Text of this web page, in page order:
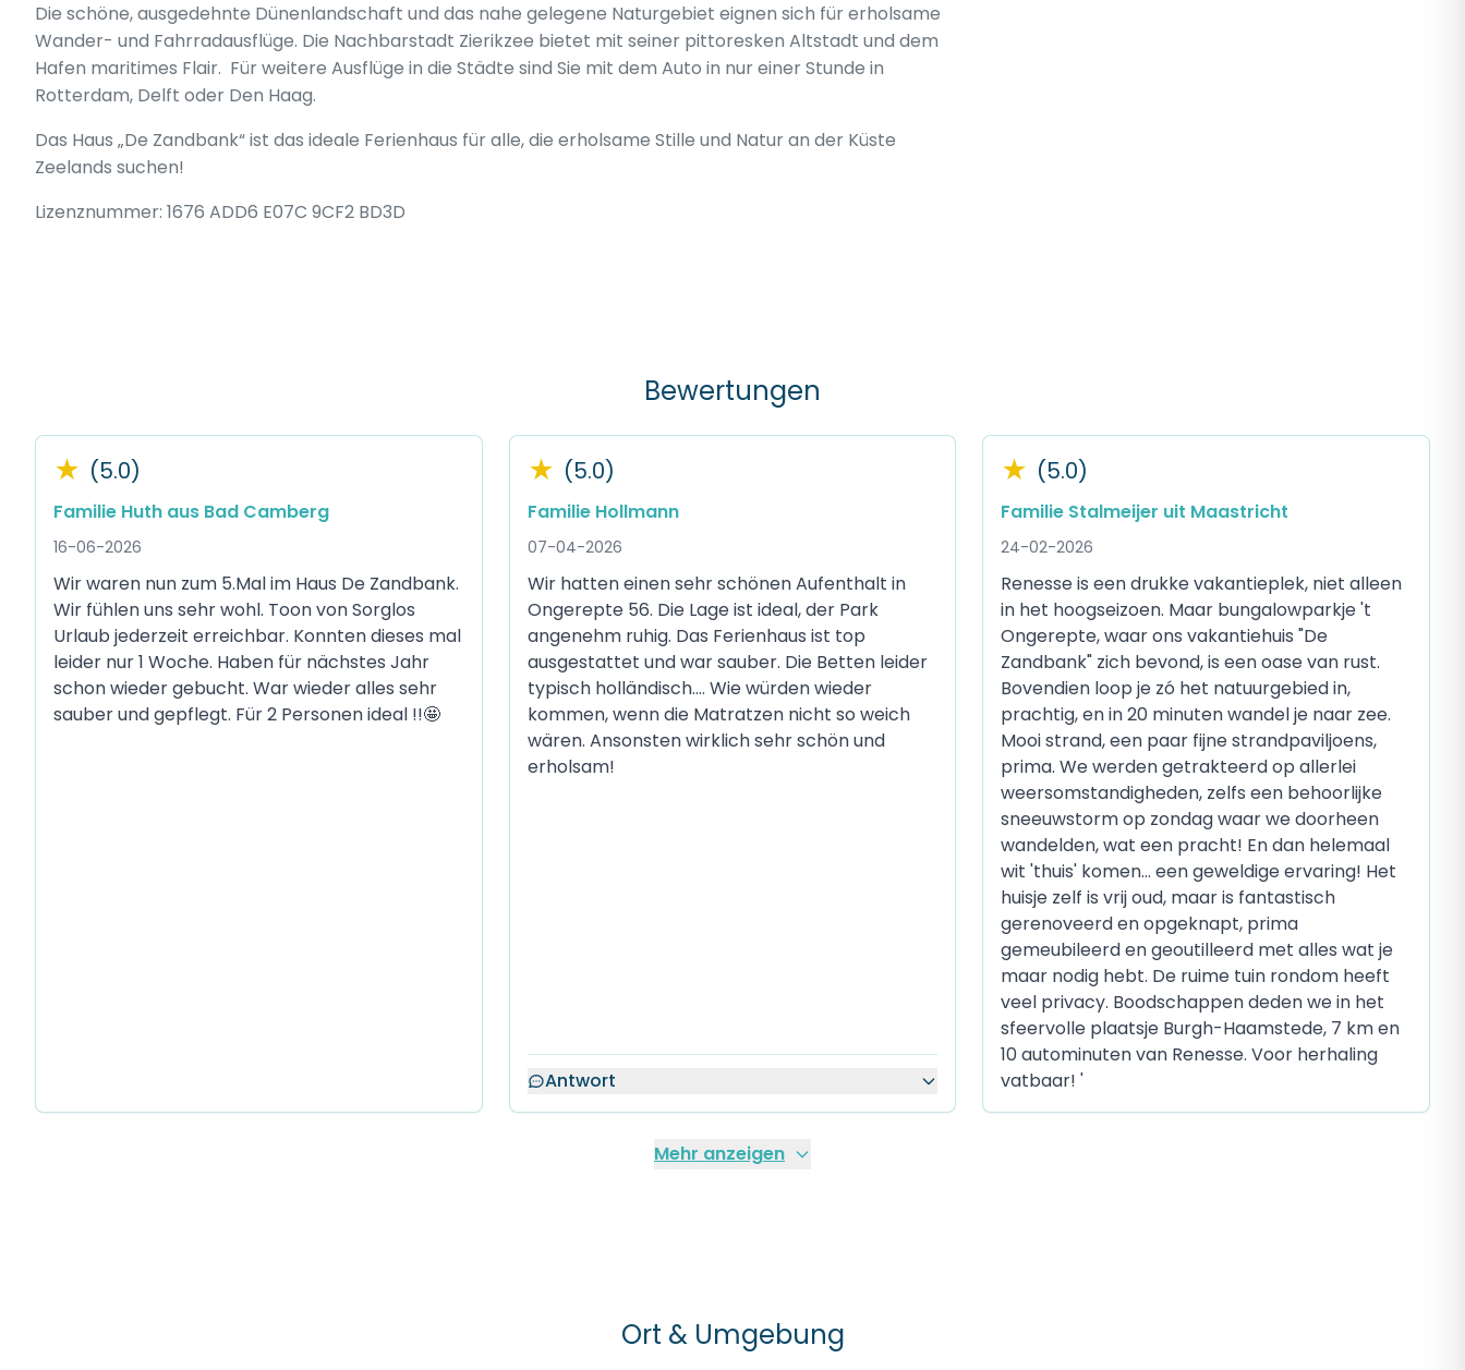
Die schöne, ausgedehnte Dünenlandschaft und das nahe gelegene Naturgebiet eignen sich für erholsame
Wander- und Fahrradausflüge. Die Nachbarstadt Zierikzee bietet mit seiner pittoresken Altstadt und dem
Hafen maritimes Flair. Für weitere Ausflüge in die Städte sind Sie mit dem Auto in nur einer Stunde in
Rotterdam, Delft oder Den Haag.
Das Haus „De Zandbank“ ist das ideale Ferienhaus für alle, die erholsame Stille und Natur an der Küste
Zeelands suchen!
Lizenznummer: 1676 ADD6 E07C 9CF2 BD3D
Bewertungen
★ (5.0)
Familie Huth aus Bad Camberg
16-06-2026
Wir waren nun zum 5.Mal im Haus De Zandbank.
Wir fühlen uns sehr wohl. Toon von Sorglos
Urlaub jederzeit erreichbar. Konnten dieses mal
leider nur 1 Woche. Haben für nächstes Jahr
schon wieder gebucht. War wieder alles sehr
sauber und gepflegt. Für 2 Personen ideal !!🤩
★ (5.0)
Familie Hollmann
07-04-2026
Wir hatten einen sehr schönen Aufenthalt in
Ongerepte 56. Die Lage ist ideal, der Park
angenehm ruhig. Das Ferienhaus ist top
ausgestattet und war sauber. Die Betten leider
typisch holländisch.... Wie würden wieder
kommen, wenn die Matratzen nicht so weich
wären. Ansonsten wirklich sehr schön und
erholsam!
Antwort
★ (5.0)
Familie Stalmeijer uit Maastricht
24-02-2026
Renesse is een drukke vakantieplek, niet alleen
in het hoogseizoen. Maar bungalowparkje 't
Ongerepte, waar ons vakantiehuis "De
Zandbank" zich bevond, is een oase van rust.
Bovendien loop je zó het natuurgebied in,
prachtig, en in 20 minuten wandel je naar zee.
Mooi strand, een paar fijne strandpaviljoens,
prima. We werden getrakteerd op allerlei
weersomstandigheden, zelfs een behoorlijke
sneeuwstorm op zondag waar we doorheen
wandelden, wat een pracht! En dan helemaal
wit 'thuis' komen... een geweldige ervaring! Het
huisje zelf is vrij oud, maar is fantastisch
gerenoveerd en opgeknapt, prima
gemeubileerd en geoutilleerd met alles wat je
maar nodig hebt. De ruime tuin rondom heeft
veel privacy. Boodschappen deden we in het
sfeervolle plaatsje Burgh-Haamstede, 7 km en
10 autominuten van Renesse. Voor herhaling
vatbaar! '
Mehr anzeigen
Ort & Umgebung